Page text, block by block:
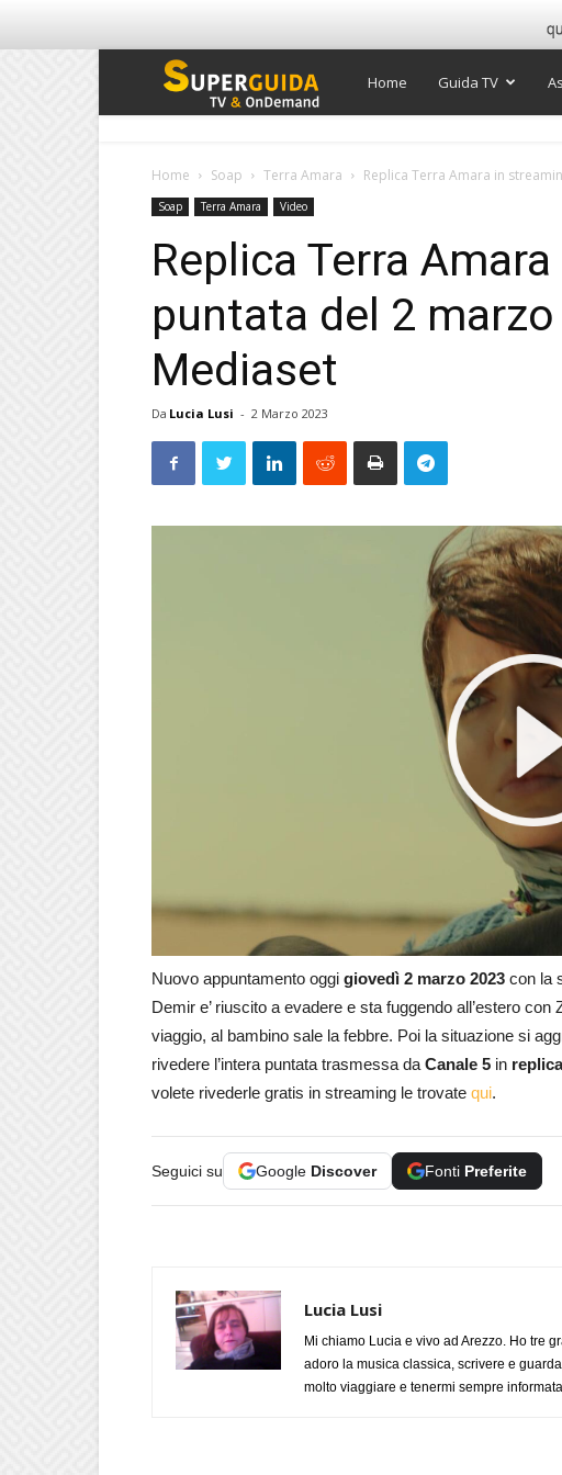
Super
Home Guida TV
Home Soap Terra Amara Replica Terra Amara in
Soap Terra Amara Video
Replica Terra
puntata del 2
Mediaset
Da Lucia Lusi - 2 Marzo 2023
Nuovo appuntamento oggi giovedì 2 marzo 2023 con la
Demir e’ riuscito a evadere e sta fuggendo all’estero
viaggio, al bambino sale la febbre. Poi la situazione si
rivedere l’intera puntata trasmessa da Canale 5 in
volete rivederle gratis in streaming le trovate qui.
Seguici su Google Discover Fonti Preferite
Lucia Lusi
Mi chiamo Lucia e vivo ad Arezzo. Ho tre
adoro la musica classica, scrivere e
molto viaggiare e tenermi sempre informata